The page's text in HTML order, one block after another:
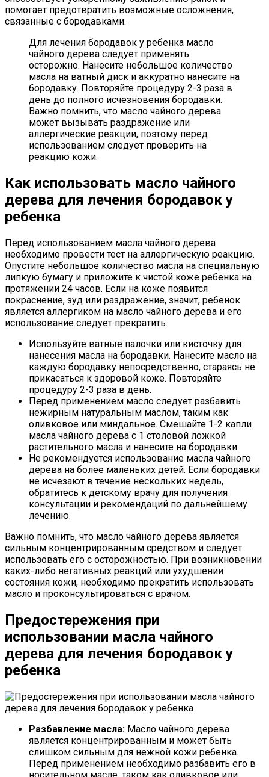
помогает предотвратить возможные осложнения,
связанные с бородавками.
Для лечения бородавок у ребенка масло
чайного дерева следует применять
осторожно. Нанесите небольшое количество
масла на ватный диск и аккуратно нанесите на
бородавку. Повторяйте процедуру 2-3 раза в
день до полного исчезновения бородавки.
Важно помнить, что масло чайного дерева
может вызывать раздражение или
аллергические реакции, поэтому перед
использованием следует проверить на
реакцию кожи.
Как использовать масло чайного
дерева для лечения бородавок у
ребенка
Перед использованием масла чайного дерева
необходимо провести тест на аллергическую реакцию.
Опустите небольшое количество масла на специальную
липкую бумагу и приложите к чистой коже ребенка на
протяжении 24 часов. Если на коже появится
покраснение, зуд или раздражение, значит, ребенок
является аллергиком на масло чайного дерева и его
использование следует прекратить.
Используйте ватные палочки или кисточку для
нанесения масла на бородавки. Нанесите масло на
каждую бородавку непосредственно, стараясь не
прикасаться к здоровой коже. Повторяйте
процедуру 2-3 раза в день.
Перед применением масло следует разбавить
нежирным натуральным маслом, таким как
оливковое или миндальное. Смешайте 1-2 капли
масла чайного дерева с 1 столовой ложкой
растительного масла и нанесите на бородавки.
Не рекомендуется использование масла чайного
дерева на более маленьких детей. Если бородавки
не исчезают в течение нескольких недель,
обратитесь к детскому врачу для получения
консультации и рекомендаций по дальнейшему
лечению.
Важно помнить, что масло чайного дерева является
сильным концентрированным средством и следует
использовать его с осторожностью. При возникновении
каких-либо негативных реакций или ухудшении
состояния кожи, необходимо прекратить использовать
масло и проконсультироваться с врачом.
Предостережения при
использовании масла чайного
дерева для лечения бородавок у
ребенка
Разбавление масла: Масло чайного дерева
является концентрированным и может быть
слишком сильным для нежной кожи ребенка.
Перед применением необходимо разбавить его в